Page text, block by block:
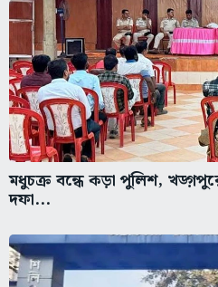
মধুচক্র বন্ধে কড়া পুলিশ,
দফা...